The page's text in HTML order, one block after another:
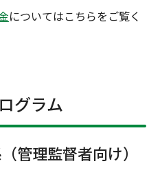
についてはこちらをご覧く
グラム
管理監督者向け）